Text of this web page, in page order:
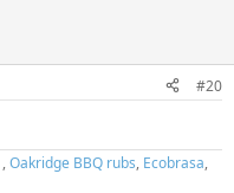
#20
,Oakridge BBQ rubs, Ecobrasa,